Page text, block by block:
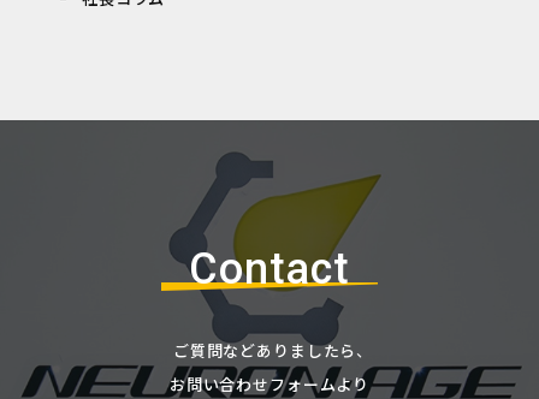
Contact
ご質問などありましたら、
お問い合わせフォームより